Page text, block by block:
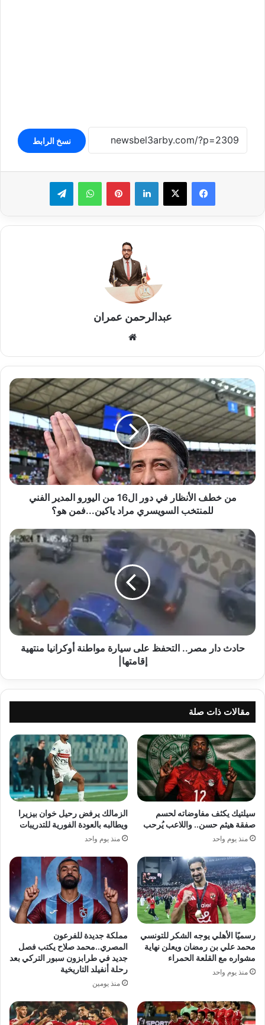
نسخ الرابط
لينكدإن بينتيريستواتساب تيلقرام
عبدالرحمن عمران
من
خطف
الأنظار
في
دور
ال16
من
اليورو
المدير
مراد
ياكين...فمن
هو؟
من خطف الأنظار في دور ال16 من اليورو المدير الفني
للمنتخب السويسري مراد ياكين...فمن هو؟
حادث
دار
مصر..
التحفظ
على
سيارة
أوكرانيا
منتهية
إقامتها|
حادث دار مصر.. التحفظ على سيارة مواطنة أوكرانيا منتهية
إقامتها|
مقالات ذات صلة
سيلتيك يكثف مفاوضاته لحسم
صفقة هيثم حسن.. واللاعب يُرحب
منذ يوم واحد
الزمالك يرفض رحيل خوان بيزيرا
ويطالبه بالعودة الفورية للتدريبات
منذ يوم واحد
رسميًا الأهلي يوجه الشكر للتونسي
محمد علي بن رمضان ويعلن نهاية
مشواره مع القلعة الحمراء
منذ يوم واحد
مملكة جديدة للفرعون
المصري..محمد صلاح يكتب فصل
جديد في طرابزون سبور التركي بعد
رحلة أنفيلد التاريخية
منذ يومين